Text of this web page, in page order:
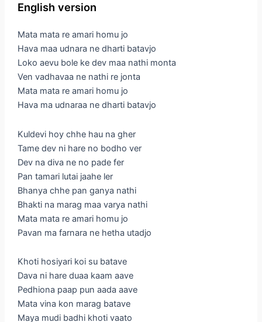
English version
Mata mata re amari homu jo
Hava maa udnara ne dharti batavjo
Loko aevu bole ke dev maa nathi monta
Ven vadhavaa ne nathi re jonta
Mata mata re amari homu jo
Hava ma udnaraa ne dharti batavjo
Kuldevi hoy chhe hau na gher
Tame dev ni hare no bodho ver
Dev na diva ne no pade fer
Pan tamari lutai jaahe ler
Bhanya chhe pan ganya nathi
Bhakti na marag maa varya nathi
Mata mata re amari homu jo
Pavan ma farnara ne hetha utadjo
Khoti hosiyari koi su batave
Dava ni hare duaa kaam aave
Pedhiona paap pun aada aave
Mata vina kon marag batave
Maya mudi badhi khoti vaato